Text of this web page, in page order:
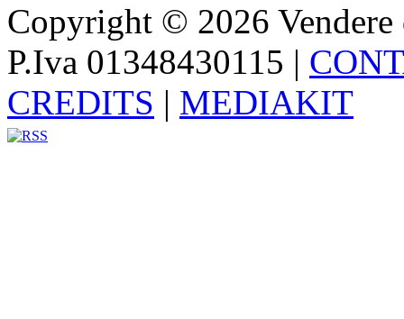
Copyright © 2026
P.Iva 01348430115 |
CREDITS | MEDIAKIT